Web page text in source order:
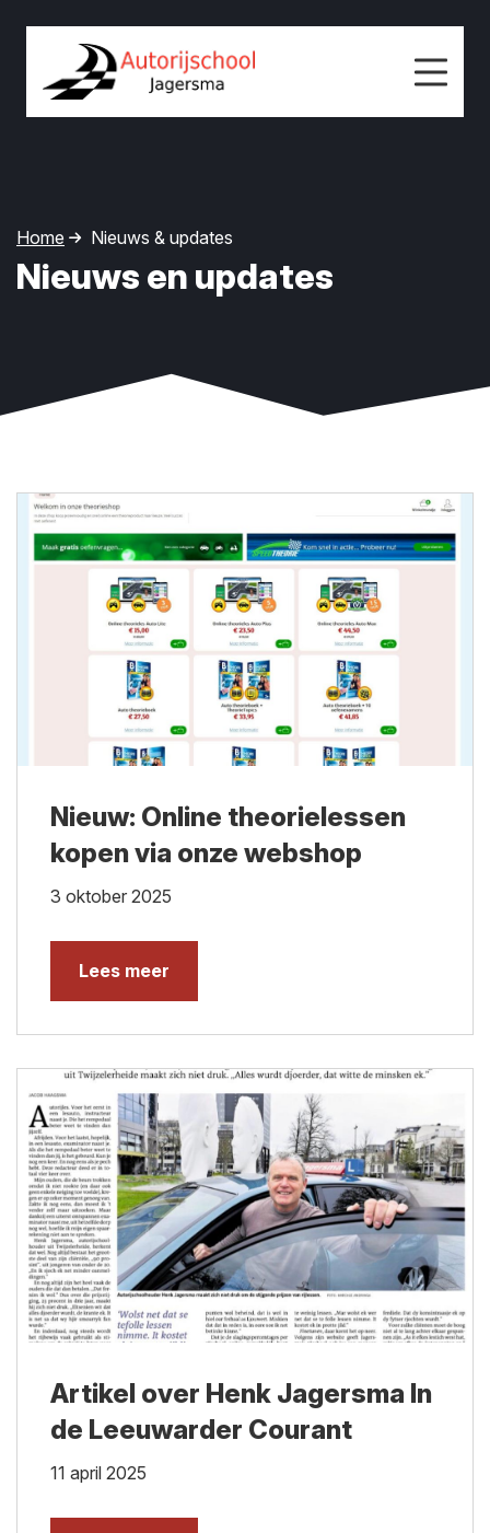
Home Nieuws & updates
Nieuws en updates
Nieuw: Online theorielessen
kopen via onze webshop
3 oktober 2025
Lees meer
Artikel over Henk Jagersma In
de Leeuwarder Courant
11 april 2025